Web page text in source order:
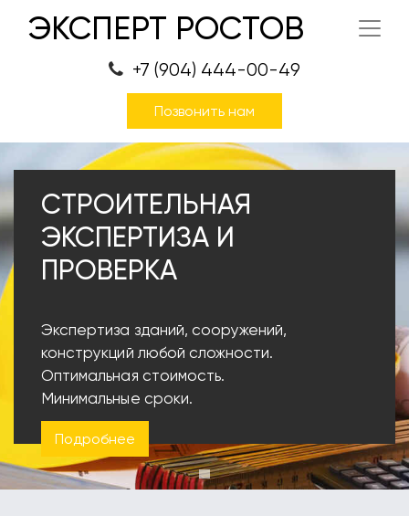
ЭКСПЕРТ РОСТОВ
+7 (904) 444-00-49
Позвонить нам
СТРОИТЕЛЬНАЯ
ЭКСПЕРТИЗА И
ПРОВЕРКА
Экспертиза зданий, сооружений,
конструкций любой сложности.
Оптимальная стоимость.
Минимальные сроки.
Подробнее